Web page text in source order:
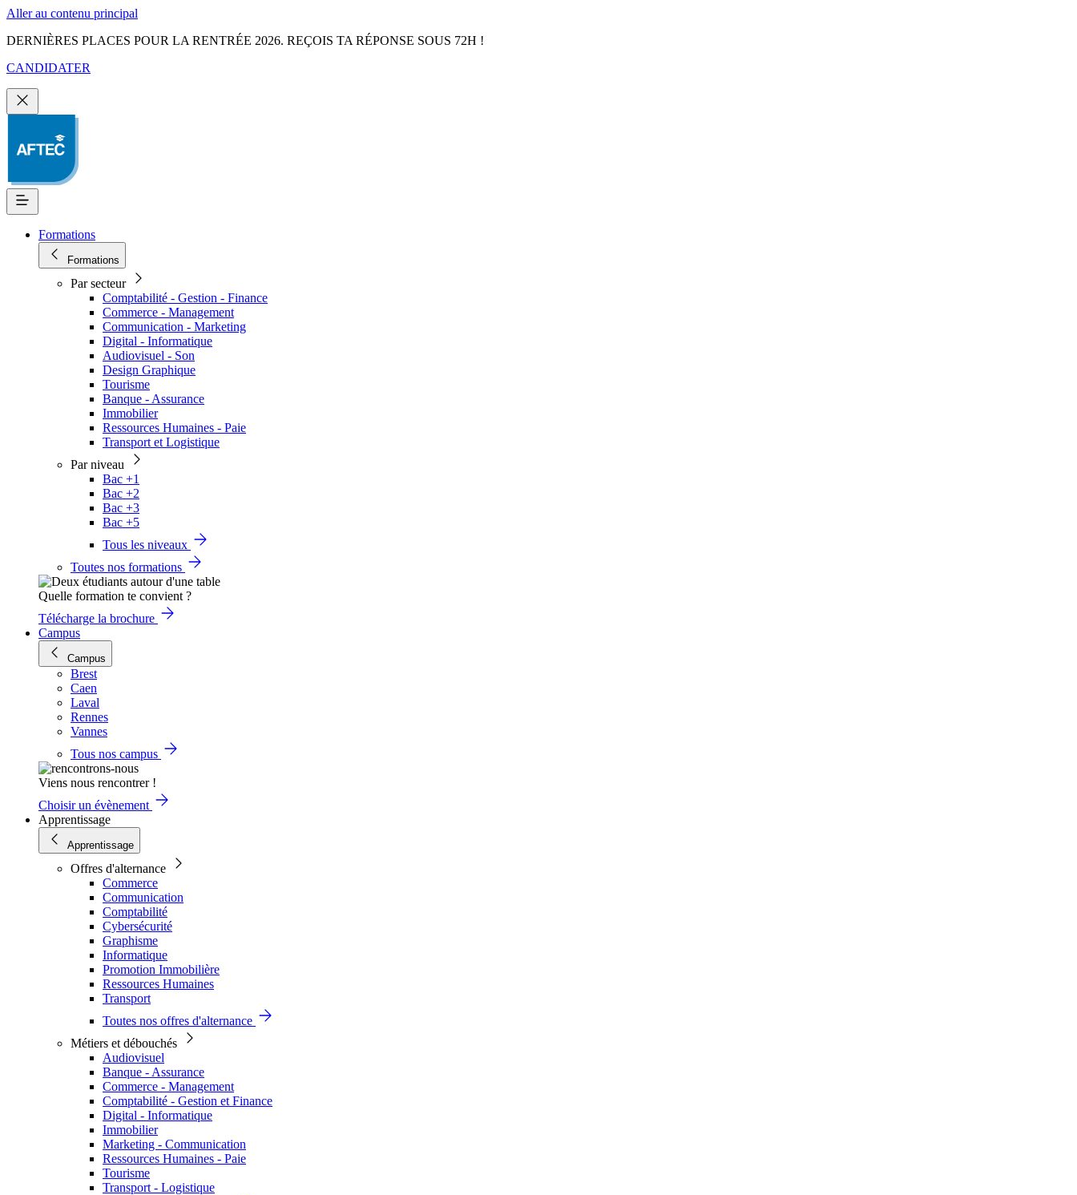
Aller au contenu principal
DERNIÈRES PLACES POUR LA RENTRÉE 2026. REÇOIS TA RÉPONSE SOUS 72H !
CANDIDATER
Formations
Formations
Par secteur
Comptabilité - Gestion - Finance
Commerce - Management
Communication - Marketing
Digital - Informatique
Audiovisuel - Son
Design Graphique
Tourisme
Banque - Assurance
Immobilier
Ressources Humaines - Paie
Transport et Logistique
Par niveau
Bac +1
Bac +2
Bac +3
Bac +5
Tous les niveaux
Toutes nos formations
Quelle formation te convient ?
Télécharge la brochure
Campus
Campus
Brest
Caen
Laval
Rennes
Vannes
Tous nos campus
Viens nous rencontrer !
Choisir un évènement
Apprentissage
Apprentissage
Offres d'alternance
Commerce
Communication
Comptabilité
Cybersécurité
Graphisme
Informatique
Promotion Immobilière
Ressources Humaines
Transport
Toutes nos offres d'alternance
Métiers et débouchés
Audiovisuel
Banque - Assurance
Commerce - Management
Comptabilité - Gestion et Finance
Digital - Informatique
Immobilier
Marketing - Communication
Ressources Humaines - Paie
Tourisme
Transport - Logistique